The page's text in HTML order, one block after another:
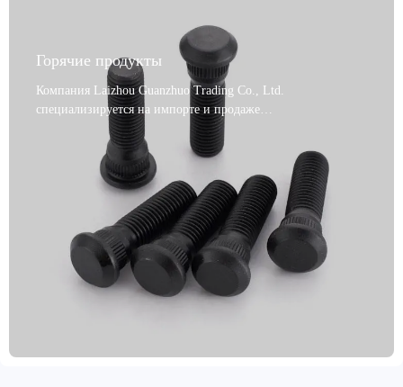
Горячие продукты
Компания Laizhou Guanzhuo Trading Co., Ltd.
специализируется на импорте и продаже
высококачественных автомобильных тормозных систем и
предлагает высокопроизводительные тормозные болты.
Этот продукт, производимый в Шаньдуне, Китай,
относится к категории тормозных комплектов и пользуется
популярностью во всем мире. Высокая производительность,
устойчивость к выцветанию и длительный срок службы
обеспечивают надежную поддержку торможения, а также
экологичность и соответствие тенденциям развития зеленой
экономики. Доступный в различных вариантах дизайна, он
доступен в сером, черном, металлическом и золотом цветах.
точение и шлифование, для достижения высокой точности